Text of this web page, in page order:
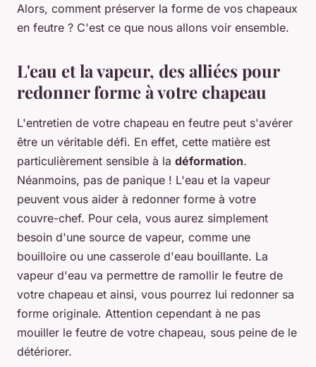
Alors, comment préserver la forme de vos chapeaux
en feutre ? C'est ce que nous allons voir ensemble.
L'eau et la vapeur, des alliées pour
redonner forme à votre chapeau
L'entretien de votre chapeau en feutre peut s'avérer
être un véritable défi. En effet, cette matière est
particulièrement sensible à la déformation.
Néanmoins, pas de panique ! L'eau et la vapeur
peuvent vous aider à redonner forme à votre
couvre-chef. Pour cela, vous aurez simplement
besoin d'une source de vapeur, comme une
bouilloire ou une casserole d'eau bouillante. La
vapeur d'eau va permettre de ramollir le feutre de
votre chapeau et ainsi, vous pourrez lui redonner sa
forme originale. Attention cependant à ne pas
mouiller le feutre de votre chapeau, sous peine de le
détériorer.